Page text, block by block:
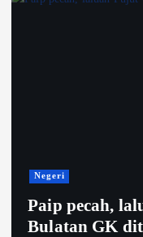
Negeri
Paip pecah,
Bulatan GK